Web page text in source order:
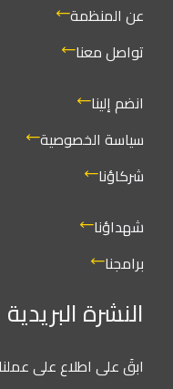
عن المنظمة
تواصل معنا
انضم إلينا
سياسة الخصوصية
شركاؤنا
شهداؤنا
برامجنا
النشرة البريدية
ابقَ على اطلاع على